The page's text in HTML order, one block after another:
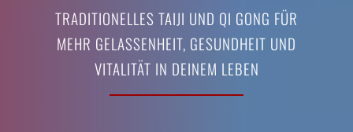
TRADITIONELLES TAIJI UND QI GONG FÜR
MEHR GELASSENHEIT, GESUNDHEIT UND
VITALITÄT IN DEINEM LEBEN